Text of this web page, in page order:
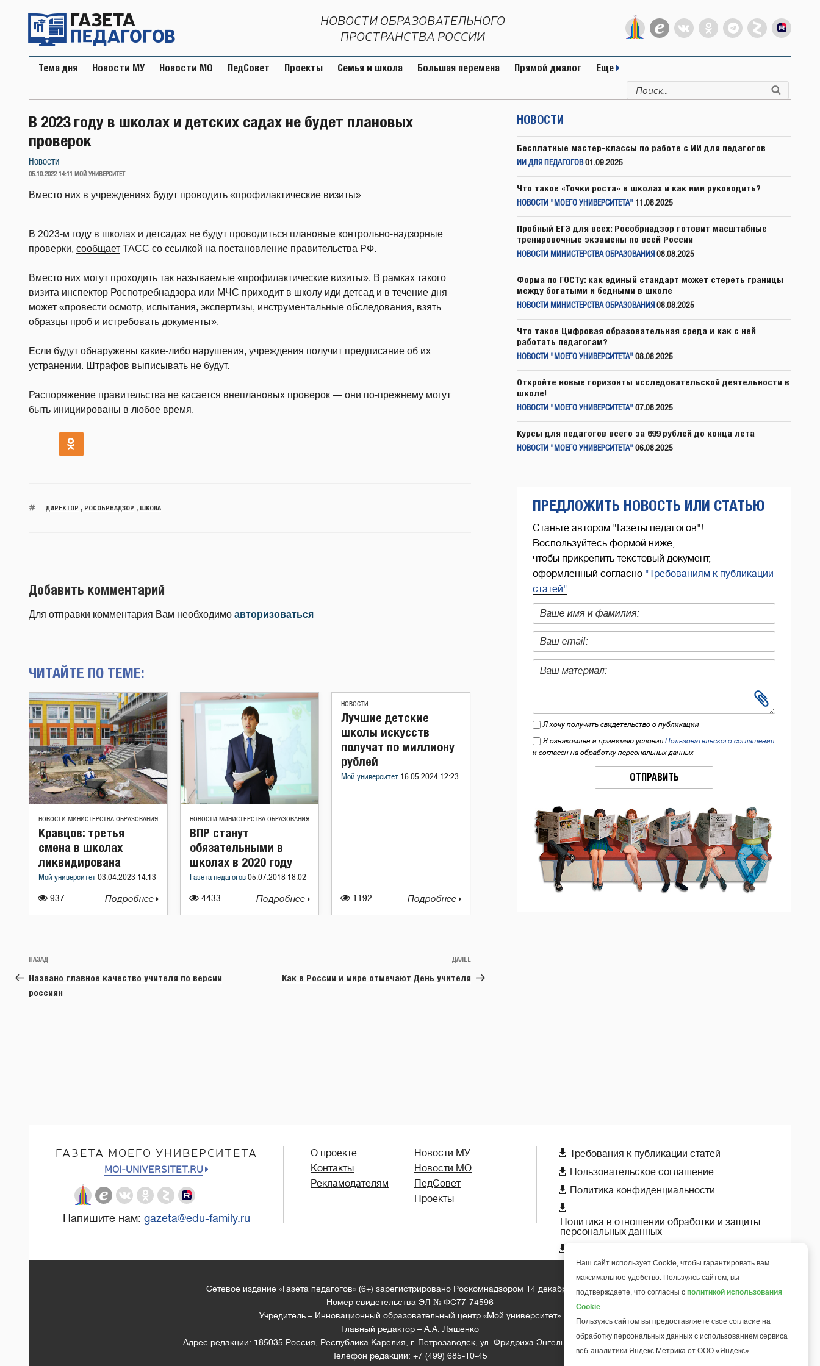
содержимому
НОВОСТИ ОБРАЗОВАТЕЛЬНОГО
ПРОСТРАНСТВА РОССИИ
Тема дня Новости МУ Новости МО ПедСовет Проекты Семья и школа Большая перемена Прямой диалог Еще
Искать:
В 2023 году в школах и детских садах не будет плановых
проверок
Новости
ОПУБЛИКОВАНО
05.10.2022 14:11 МОЙ УНИВЕРСИТЕТ
Вместо них в учреждениях будут проводить «профилактические визиты»
В 2023-м году в школах и детсадах не будут проводиться плановые контрольно-надзорные
проверки, сообщает ТАСС со ссылкой на постановление правительства РФ.
Вместо них могут проходить так называемые «профилактические визиты». В рамках такого
визита инспектор Роспотребнадзора или МЧС приходит в школу иди детсад и в течение дня
может «провести осмотр, испытания, экспертизы, инструментальные обследования, взять
образцы проб и истребовать документы».
Если будут обнаружены какие-либо нарушения, учреждения получит предписание об их
устранении. Штрафов выписывать не будут.
Распоряжение правительства не касается внеплановых проверок — они по-прежнему могут
быть инициированы в любое время.
ДИРЕКТОР РОСОБРНАДЗОР ШКОЛА
Добавить комментарий
Для отправки комментария Вам необходимо авторизоваться
ЧИТАЙТЕ ПО ТЕМЕ:
НОВОСТИ МИНИСТЕРСТВА ОБРАЗОВАНИЯ
937
Кравцов: третья
смена в школах
ликвидирована
Мой университет 03.04.2023 14:13
Подробнее
НОВОСТИ МИНИСТЕРСТВА ОБРАЗОВАНИЯ
4433
ВПР станут
обязательными в
школах в 2020 году
Газета педагогов 05.07.2018 18:02
Подробнее
НОВОСТИ
1192
Лучшие детские
школы искусств
получат по миллиону
рублей
Мой университет 16.05.2024 12:23
Подробнее
Навигация
по
записям
Предыдущая
запись:
НАЗАД
Названо главное качество учителя по версии
россиян
Следующая
запись
ДАЛЕЕ
Как в России и мире отмечают День учителя
НОВОСТИ
Бесплатные мастер-классы по работе с ИИ для педагогов
ИИ ДЛЯ ПЕДАГОГОВ 01.09.2025
Что такое «Точки роста» в школах и как ими руководить?
НОВОСТИ "МОЕГО УНИВЕРСИТЕТА" 11.08.2025
Пробный ЕГЭ для всех: Рособрнадзор готовит масштабные
тренировочные экзамены по всей России
НОВОСТИ МИНИСТЕРСТВА ОБРАЗОВАНИЯ 08.08.2025
Форма по ГОСТу: как единый стандарт может стереть границы
между богатыми и бедными в школе
НОВОСТИ МИНИСТЕРСТВА ОБРАЗОВАНИЯ 08.08.2025
Что такое Цифровая образовательная среда и как с ней
работать педагогам?
НОВОСТИ "МОЕГО УНИВЕРСИТЕТА" 08.08.2025
Откройте новые горизонты исследовательской деятельности в
школе!
НОВОСТИ "МОЕГО УНИВЕРСИТЕТА" 07.08.2025
Курсы для педагогов всего за 699 рублей до конца лета
НОВОСТИ "МОЕГО УНИВЕРСИТЕТА" 06.08.2025
ПРЕДЛОЖИТЬ НОВОСТЬ ИЛИ СТАТЬЮ
Станьте автором "Газеты педагогов"!
Воспользуйтесь формой ниже,
чтобы прикрепить текстовый документ,
оформленный согласно "Требованиям к публикации
статей".
Я хочу получить свидетельство о публикации
Я ознакомлен и принимаю условия Пользовательского соглашения
и согласен на обработку персональных данных
ОТПРАВИТЬ
ГАЗЕТА МОЕГО УНИВЕРСИТЕТА
MOI-UNIVERSITET.RU
Напишите нам: gazeta@edu-family.ru
О проекте
Контакты
Рекламодателям
Новости МУ
Новости МО
ПедСовет
Проекты
 Требования к публикации статей
 Пользовательское соглашение
 Политика конфиденциальности

Политика в отношении обработки и защиты
персональных данных

Сетевое издание «Газета педагогов» (6+) зарегистрировано Роскомнадзором 14 декабря 2018 года
Номер свидетельства ЭЛ № ФС77-74596
Учредитель – Инновационный образовательный центр «Мой университет»
Главный редактор – А.А. Ляшенко
Адрес редакции: 185035 Россия, Республика Карелия, г. Петрозаводск, ул. Фридриха Энгельса д.10, офис 211
Телефон редакции: +7 (499) 685-10-45
6+
Наш сайт использует Cookie, чтобы гарантировать вам
максимальное удобство. Пользуясь сайтом, вы
подтверждаете, что согласны с политикой использования
Cookie .
Пользуясь сайтом вы предоставляете свое согласие на
обработку персональных данных с использованием сервиса
веб-аналитики Яндекс Метрика от ООО «Яндекс».